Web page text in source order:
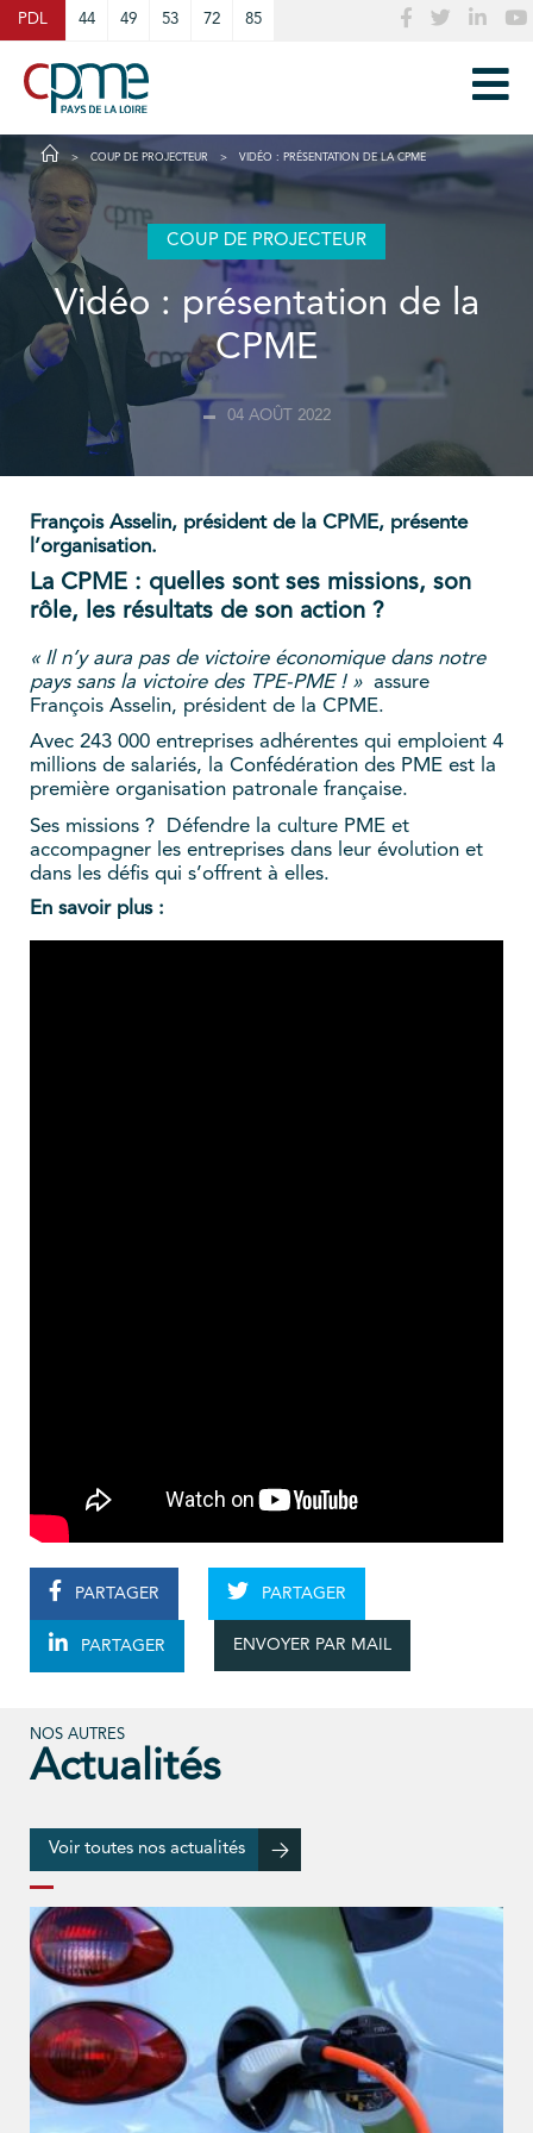
PDL 44 49 53 72 85
COUP DE PROJECTEUR VIDÉO : PRÉSENTATION DE LA CPME
COUP DE PROJECTEUR
Vidéo : présentation de la
CPME
04 AOÛT 2022
François Asselin, président de la CPME, présente
l’organisation.
La CPME : quelles sont ses missions, son
rôle, les résultats de son action ?
« Il n’y aura pas de victoire économique dans notre
pays sans la victoire des TPE-PME ! »assure
François Asselin, président de la CPME.
Avec 243 000 entreprises adhérentes qui emploient 4
millions de salariés, la Confédération des PME est la
première organisation patronale française.
Ses missions ? Défendre la culture PME et
accompagner les entreprises dans leur évolution et
dans les défis qui s’offrent à elles.
En savoir plus :
PARTAGER PARTAGER
PARTAGER ENVOYER PAR MAIL
NOS AUTRES
Actualités
Voir toutes nos actualités
Cookies management panel